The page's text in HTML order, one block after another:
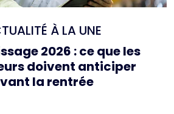
À LA UNE
2026 : ce que les
doivent anticiper
la rentrée